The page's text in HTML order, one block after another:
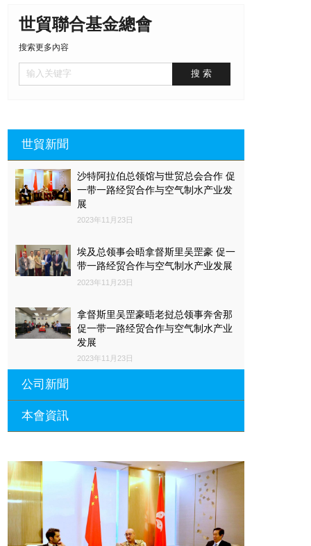
世貿聯合基金總會
搜索更多內容
世貿新聞
沙特阿拉伯总领馆与世贸总会合作 促
一带一路经贸合作与空气制水产业发
展
2023年11月23日
埃及总领事会晤拿督斯里吴罡豪 促一
带一路经贸合作与空气制水产业发展
2023年11月23日
拿督斯里吴罡豪晤老挝总领事奔舍那
促一带一路经贸合作与空气制水产业
发展
2023年11月23日
公司新聞
一带一路经贸合作与空气制水产业发
2023年11月23日
埃及总领事会晤拿督斯里吴罡豪 促一
带一路经贸合作与空气制水产业发展
2023年11月23日
本會資訊
長瑚蒞臨 天泉鼎豐深圳總部及國際標
量波量子研究院
2021年12月10日
標量波光量子導入系統聯合國總部拿
督斯裏吳達鎔教授首發